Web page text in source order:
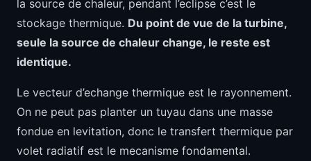
la source de chaleur, pendant l’eclipse c’est le
stockage thermique. Du point de vue de la turbine,
seule la source de chaleur change, le reste est
identique.
Le vecteur d’echange thermique est le rayonnement.
On ne peut pas planter un tuyau dans une masse
fondue en levitation, donc le transfert thermique par
volet radiatif est le mecanisme fondamental.